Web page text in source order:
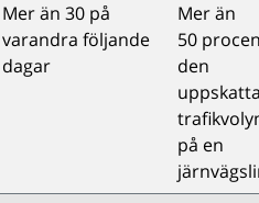
Mer än 30 på
varandra följande
dagar
Mer än
50
den
på en